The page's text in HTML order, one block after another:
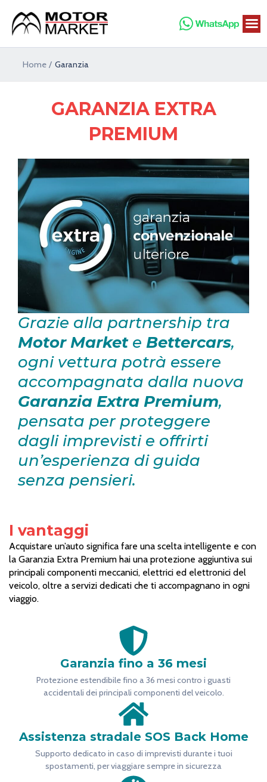
contenuto
Home Garanzia
GARANZIA EXTRA
PREMIUM
Grazie alla partnership tra
Motor Markete Bettercars,
ogni vettura potrà essere
accompagnata dalla nuova
Garanzia Extra Premium,
pensata per proteggere
dagli imprevisti e offrirti
un’esperienza di guida
senza pensieri.
I vantaggi
Acquistare un’auto significa fare una scelta intelligente e con
la Garanzia Extra Premium hai una protezione aggiuntiva sui
principali componenti meccanici, elettrici ed elettronici del
veicolo, oltre a servizi dedicati che ti accompagnano in ogni
viaggio.
Garanzia fino a 36 mesi
Protezione estendibile fino a 36 mesi contro i guasti
accidentali dei principali componenti del veicolo.
Assistenza stradale SOS Back Home
Supporto dedicato in caso di imprevisti durante i tuoi
spostamenti, per viaggiare sempre in sicurezza